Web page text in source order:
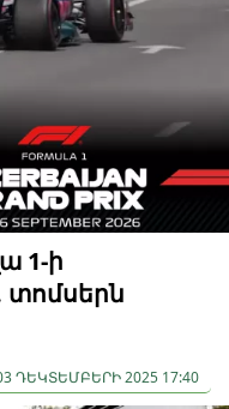
1-ի
ԴԵԿՏԵՄԲԵՐԻ 2025 17:40